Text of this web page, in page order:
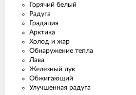
Горячий белый
Радуга
Градация
Арктика
Холод и жар
Обнаружение тепла
Лава
Железный лук
Обжигающий
Улучшенная радуга